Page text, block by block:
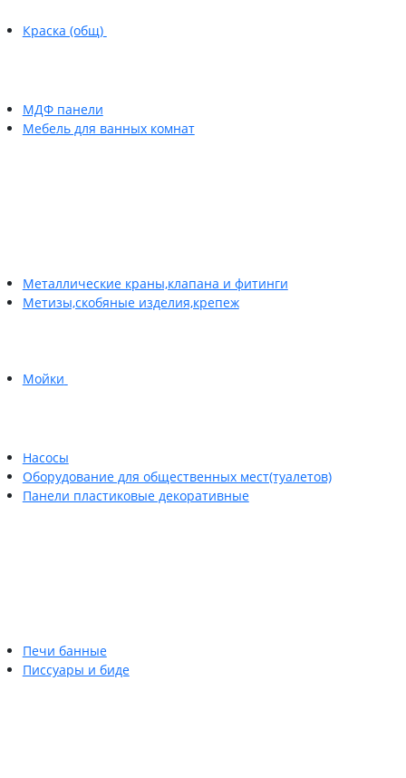
Краска (общ)
МДФ панели
Мебель для ванных комнат
Металлические краны,клапана и фитинги
Метизы,скобяные изделия,крепеж
Мойки
Насосы
Оборудование для общественных мест(туалетов)
Панели пластиковые декоративные
Печи банные
Писсуары и биде